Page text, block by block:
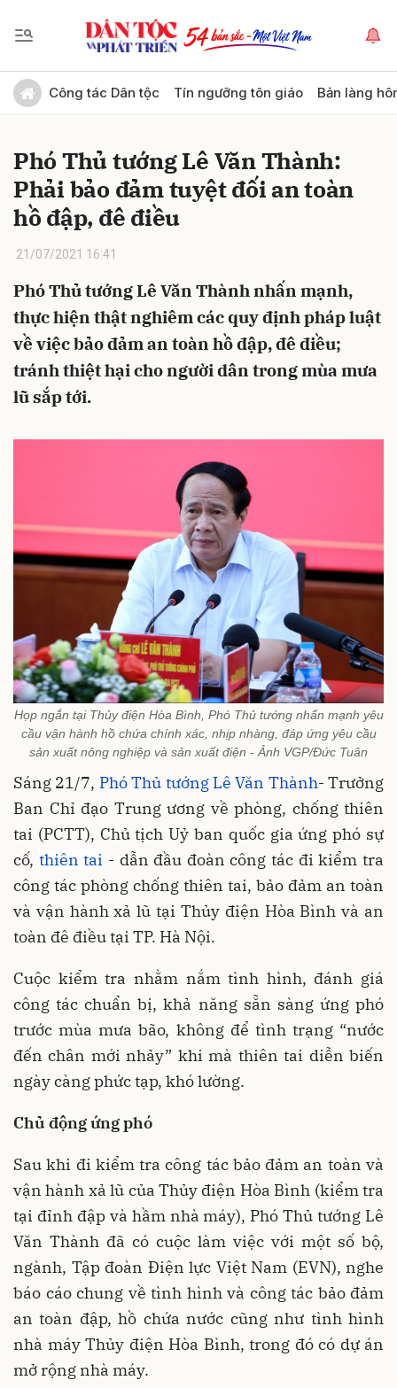
Công tác Dân tộc Tín ngưỡng tôn giáo Bản làng
Phó Thủ tướng Lê Văn Thành:
Phải bảo đảm tuyệt đối an toàn
hồ đập, đê điều
21/07/2021 16:41
Phó Thủ tướng Lê Văn Thành nhấn mạnh,
thực hiện thật nghiêm các quy định pháp luật
về việc bảo đảm an toàn hồ đập, đê điều;
tránh thiệt hại cho người dân trong mùa mưa
lũ sắp tới.
Họp ngắn tại Thủy điện Hòa Bình, Phó Thủ tướng nhấn mạnh yêu
cầu vận hành hồ chứa chính xác, nhịp nhàng, đáp ứng yêu cầu
sản xuất nông nghiệp và sản xuất điện - Ảnh VGP/Đức Tuân
Sáng 21/7, Phó Thủ tướng Lê Văn Thành- Trưởng
Ban Chỉ đạo Trung ương về phòng, chống thiên
tai (PCTT), Chủ tịch Uỷ ban quốc gia ứng phó sự
cố, thiên tai - dẫn đầu đoàn công tác đi kiểm tra
công tác phòng chống thiên tai, bảo đảm an toàn
và vận hành xả lũ tại Thủy điện Hòa Bình và an
toàn đê điều tại TP. Hà Nội.
Cuộc kiểm tra nhằm nắm tình hình, đánh giá
công tác chuẩn bị, khả năng sẵn sàng ứng phó
trước mùa mưa bão, không để tình trạng “nước
đến chân mới nhảy” khi mà thiên tai diễn biến
ngày càng phức tạp, khó lường.
Chủ động ứng phó
Sau khi đi kiểm tra công tác bảo đảm an toàn và
vận hành xả lũ của Thủy điện Hòa Bình (kiểm tra
tại đỉnh đập và hầm nhà máy), Phó Thủ tướng Lê
Văn Thành đã có cuộc làm việc với một số bộ,
ngành, Tập đoàn Điện lực Việt Nam (EVN), nghe
báo cáo chung về tình hình và công tác bảo đảm
an toàn đập, hồ chứa nước cũng như tình hình
nhà máy Thủy điện Hòa Bình, trong đó có dự án
mở rộng nhà máy.
Gửi bình luận